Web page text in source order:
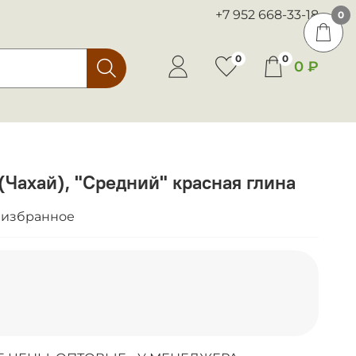
+7 952 668-33-18
0 0 0 ₽
"Средний" красная глина
0